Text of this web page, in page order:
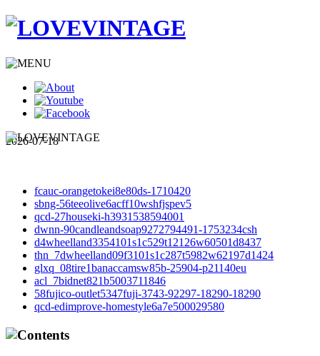
2026-07-18
fcauc-orangetokei8e80ds-1710420
sbng-56teeolive6acff10wshfjspev5
qcd-27houseki-h3931538594001
dwnn-90candleandsoap9272794491-1753234csh
d4wheelland3354101s1c529t12126w60501d8437
thn_7dwheelland09f3101s1c287t5982w62197d1424
glxq_08tire1banaccamsw85b-25904-p21140eu
acl_7bidnet821b5003711846
58fujico-outlet5347fuji-3743-92297-18290-18290
qcd-edimprove-homestyle6a7e500029580